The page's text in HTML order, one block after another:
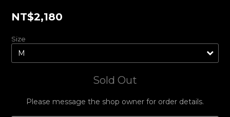
NT$2,180
Size
Sold Out
Please message the shop owner for order details.